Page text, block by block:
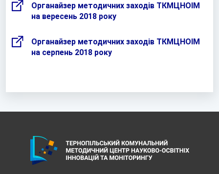
Органайзер методичних заходів ТКМЦНОІМ
на вересень 2018 року
Органайзер методичних заходів ТКМЦНОІМ
на серпень 2018 року